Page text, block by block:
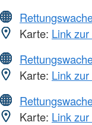
Karte: Link
Karte: Link
Karte: Link